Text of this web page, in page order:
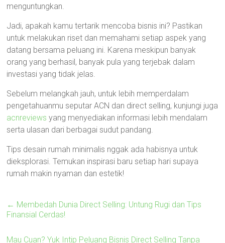
menguntungkan.
Jadi, apakah kamu tertarik mencoba bisnis ini? Pastikan
untuk melakukan riset dan memahami setiap aspek yang
datang bersama peluang ini. Karena meskipun banyak
orang yang berhasil, banyak pula yang terjebak dalam
investasi yang tidak jelas.
Sebelum melangkah jauh, untuk lebih memperdalam
pengetahuanmu seputar ACN dan direct selling, kunjungi juga
acnreviews yang menyediakan informasi lebih mendalam
serta ulasan dari berbagai sudut pandang.
Tips desain rumah minimalis nggak ada habisnya untuk
dieksplorasi. Temukan inspirasi baru setiap hari supaya
rumah makin nyaman dan estetik!
← Membedah Dunia Direct Selling: Untung Rugi dan Tips
Finansial Cerdas!
Mau Cuan? Yuk Intip Peluang Bisnis Direct Selling Tanpa